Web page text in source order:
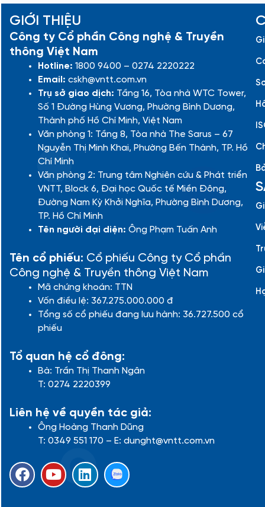
GIỚI THIỆU
Công ty Cổ phần Công nghệ & Truyền
thông Việt Nam
Hotline: 1800 9400 – 0274 2220222
Email: cskh@vntt.com.vn
Trụ sở giao dịch: Tầng 16, Tòa nhà WTC Tower,
Số 1 Đường Hùng Vương, Phường Bình Dương,
Thành phố Hồ Chí Minh, Việt Nam
Văn phòng 1: Tầng 8, Tòa nhà The Sarus – 67
Nguyễn Thị Minh Khai, Phường Bến Thành, TP. Hồ
Chí Minh
Văn phòng 2: Trung tâm Nghiên cứu & Phát triển
VNTT, Block 6, Đại học Quốc tế Miền Đông,
Đường Nam Kỳ Khởi Nghĩa, Phường Bình Dương,
TP. Hồ Chí Minh
Tên người đại diện: Ông Phạm Tuấn Anh
Tên cổ phiếu: Cổ phiếu Công ty Cổ phần
Công nghệ & Truyền thông Việt Nam
Mã chứng khoán: TTN
Vốn điều lệ: 367.275.000.000 đ
Tổng số cổ phiếu đang lưu hành: 36.727.500 cổ
phiếu
Tổ quan hệ cổ đông:
Bà: Trần Thị Thanh Ngân
T: 0274 2220399
Liên hệ về quyền tác giả:
Ông Hoàng Thanh Dũng
T: 0349 551 170 – E: dunght@vntt.com.vn
F
a
Y
o
L
i